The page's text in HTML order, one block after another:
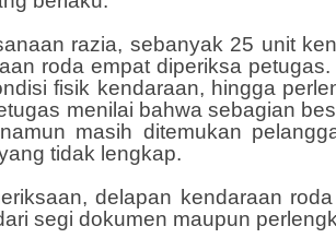
razia, sebanyak 25 unit
roda empat diperiksa
fisik kendaraan, hingga
menilai bahwa sebagian
masih ditemukan
tidak lengkap.
delapan kendaraan
segi dokumen maupun